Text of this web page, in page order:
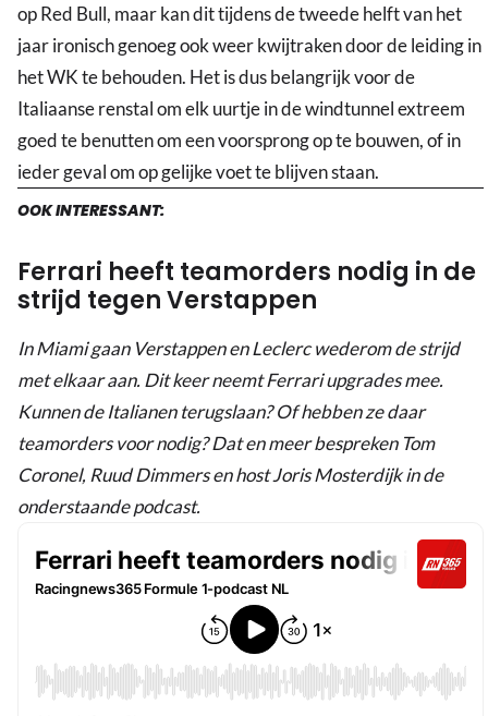
op Red Bull, maar kan dit tijdens de tweede helft van het
jaar ironisch genoeg ook weer kwijtraken door de leiding in
het WK te behouden. Het is dus belangrijk voor de
Italiaanse renstal om elk uurtje in de windtunnel extreem
goed te benutten om een voorsprong op te bouwen, of in
ieder geval om op gelijke voet te blijven staan.
OOK INTERESSANT:
Ferrari heeft teamorders nodig in de
strijd tegen Verstappen
In Miami gaan Verstappen en Leclerc wederom de strijd
met elkaar aan. Dit keer neemt Ferrari upgrades mee.
Kunnen de Italianen terugslaan? Of hebben ze daar
teamorders voor nodig? Dat en meer bespreken Tom
Coronel, Ruud Dimmers en host Joris Mosterdijk in de
onderstaande podcast.